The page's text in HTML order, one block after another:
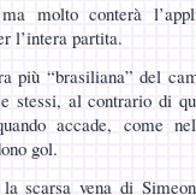
molto conterà
l’intera partita.
più “brasiliana” del
stessi, al contrario di
accade, come
gol.
scarsa vena di